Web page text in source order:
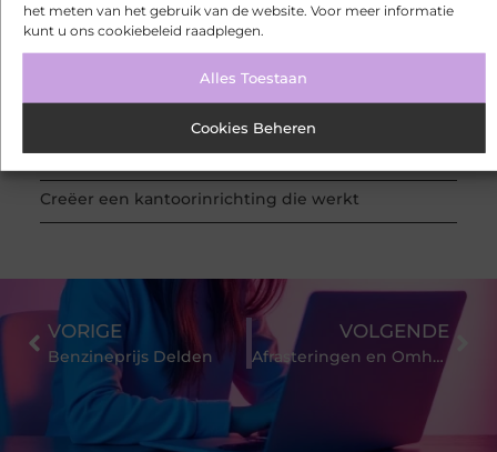
het meten van het gebruik van de website. Voor meer informatie
kunt u ons cookiebeleid raadplegen.
Alles Toestaan
Cookies Beheren
Bamboe T-shirts voor heren die koel blijven
Bamboe T-shirts voor heren die koel blijven
Slimme energieopslag tegen netcongestie
Creëer een kantoorinrichting die werkt
VORIGE
Benzineprijs Delden
VOLGENDE
Afrasteringen en Omheiningen: Bescherming, Privacy en Esthetiek